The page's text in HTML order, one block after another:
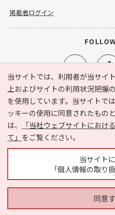
当サイトでは、利用者が当サイ
上およびサイトの利用状況把握
を使用しています。当サイトで
ッキーの使用に同意されたもの
は、
「当社ウェブサイトにおけ
て」 をご覧ください。
当サイト
「個人情報の取り
同意
e-NAVITA（イーナビタ）とは？
利用規約
個人情報の取り扱
サイトマップ
広告掲載
掲載者ログイン
Copyright ©